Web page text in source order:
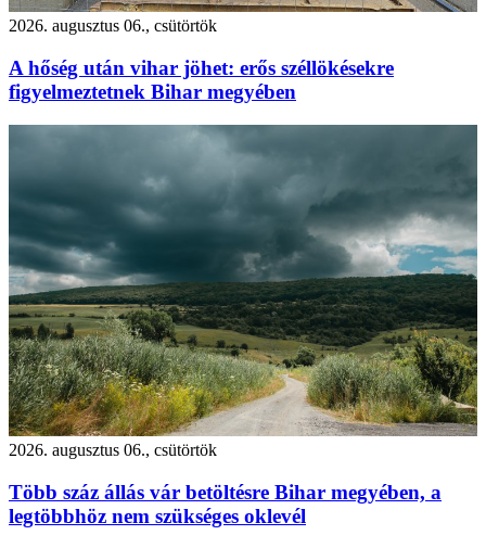
2026. augusztus 06., csütörtök
A hőség után vihar jöhet: erős széllökésekre
figyelmeztetnek Bihar megyében
2026. augusztus 06., csütörtök
Több száz állás vár betöltésre Bihar megyében, a
legtöbbhöz nem szükséges oklevél